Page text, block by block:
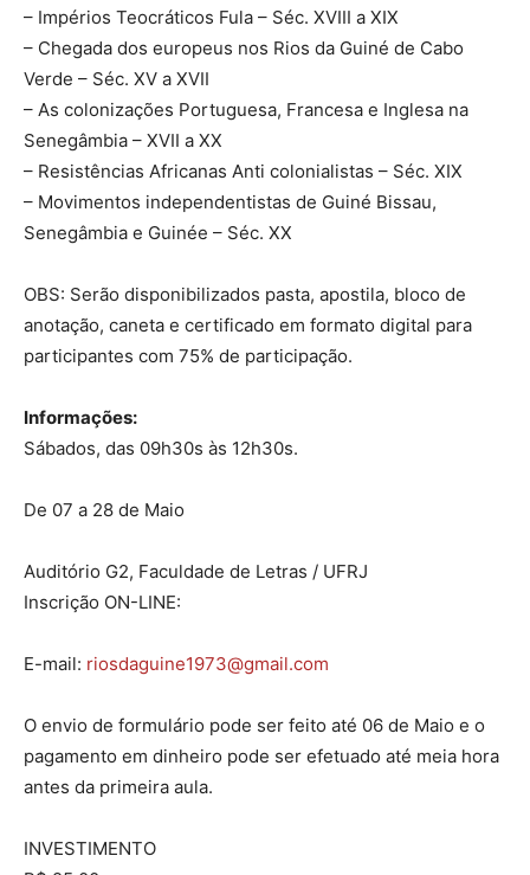
– Impérios Teocráticos Fula – Séc. XVIII a XIX
– Chegada dos europeus nos Rios da Guiné de Cabo
Verde – Séc. XV a XVII
– As colonizações Portuguesa, Francesa e Inglesa na
Senegâmbia – XVII a XX
– Resistências Africanas Anti colonialistas – Séc. XIX
– Movimentos independentistas de Guiné Bissau,
Senegâmbia e Guinée – Séc. XX
OBS: Serão disponibilizados pasta, apostila, bloco de
anotação, caneta e certificado em formato digital para
participantes com 75% de participação.
Informações:
Sábados, das 09h30s às 12h30s.
De 07 a 28 de Maio
Auditório G2, Faculdade de Letras / UFRJ
Inscrição ON-LINE:
E-mail: riosdaguine1973@gmail.com
O envio de formulário pode ser feito até 06 de Maio e o
pagamento em dinheiro pode ser efetuado até meia hora
antes da primeira aula.
INVESTIMENTO